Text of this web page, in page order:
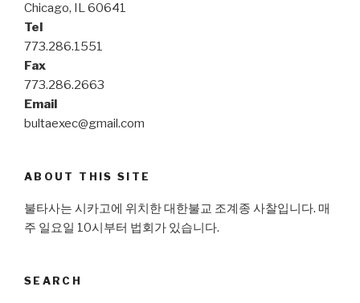
Chicago, IL 60641
Tel
773.286.1551
Fax
773.286.2663
Email
bultaexec@gmail.com
ABOUT THIS SITE
불타사는 시카고에 위치한 대한불교 조계종 사찰입니다. 매
주 일요일 10시부터 법회가 있습니다.
SEARCH